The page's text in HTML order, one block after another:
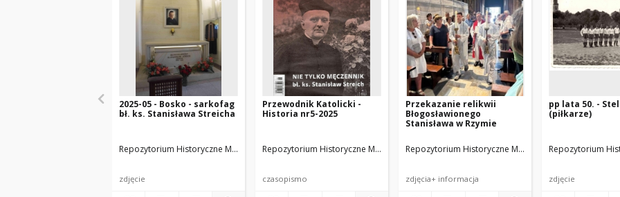
2025-05 - Bosko - sarkofag
bł. ks. Stanisława Streicha
Repozytorium Historyczne Miasta Luboń autor zdjecia: Piotr Ruszkowski
zdjęcie
Przewodnik Katolicki -
Historia nr5-2025
Repozytorium Historyczne Miasta Luboń Przewodnik Katolicki
czasopismo
Przekazanie relikwii
Błogosławionego
Stanisława w Rzymie
Repozytorium Historyczne Miasta Luboń autor:
zdjęcia+ informacja
pp lata 50. -
(piłkarze)
Repozytorium
zdjęcie